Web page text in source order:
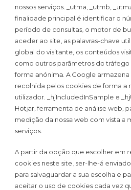
nossos serviços. _utma, _utmb,
finalidade principal é identificar o
período de consultas, o motor de
aceder ao site, as palavras-chave
global do visitante, os conteúdos
como outros parâmetros do tráfego
forma anónima. A Google
recolhida pelos cookies de forma a
utilizador. _hjIncludedInSample e
Hotjar, ferramenta de análise web,
medição da nossa web com vista a
serviços.
A partir da opção que escolher em
cookies neste site, ser-lhe-á
para salvaguardar a sua escolha e
aceitar o uso de cookies cada vez